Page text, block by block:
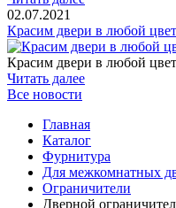
02.07.2021
Красим двери в любой
Красим двери в любой
Читать далее
Все новости
Главная
Каталог
Фурнитура
Для межкомнатных
Ограничители
Дверной